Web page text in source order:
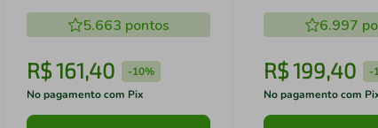
5.663 pontos
R$161,40 -10%
No pagamento com Pix
6.997
R$199,40 -
No pagamento com